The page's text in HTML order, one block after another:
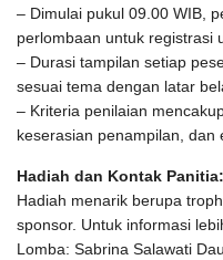
– Dimulai pukul 09.00 WIB,
perlombaan untuk registrasi
– Durasi tampilan setiap
sesuai tema dengan latar
– Kriteria penilaian
keserasian penampilan, dan
Hadiah dan Kontak Panitia:
Hadiah menarik berupa
sponsor. Untuk informasi
Lomba: Sabrina Salawati